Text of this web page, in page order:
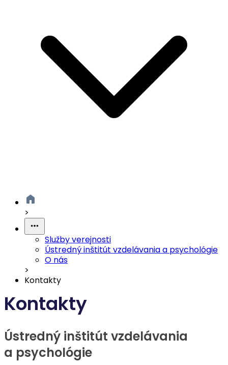
>
Služby verejnosti
Ústredný inštitút vzdelávania a psychológie
O nás
>
Kontakty
Kontakty
Ústredný inštitút vzdelávania
a psychológie